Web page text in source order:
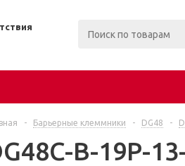
- Барьерные клеммники - DG48 -
B-19P-